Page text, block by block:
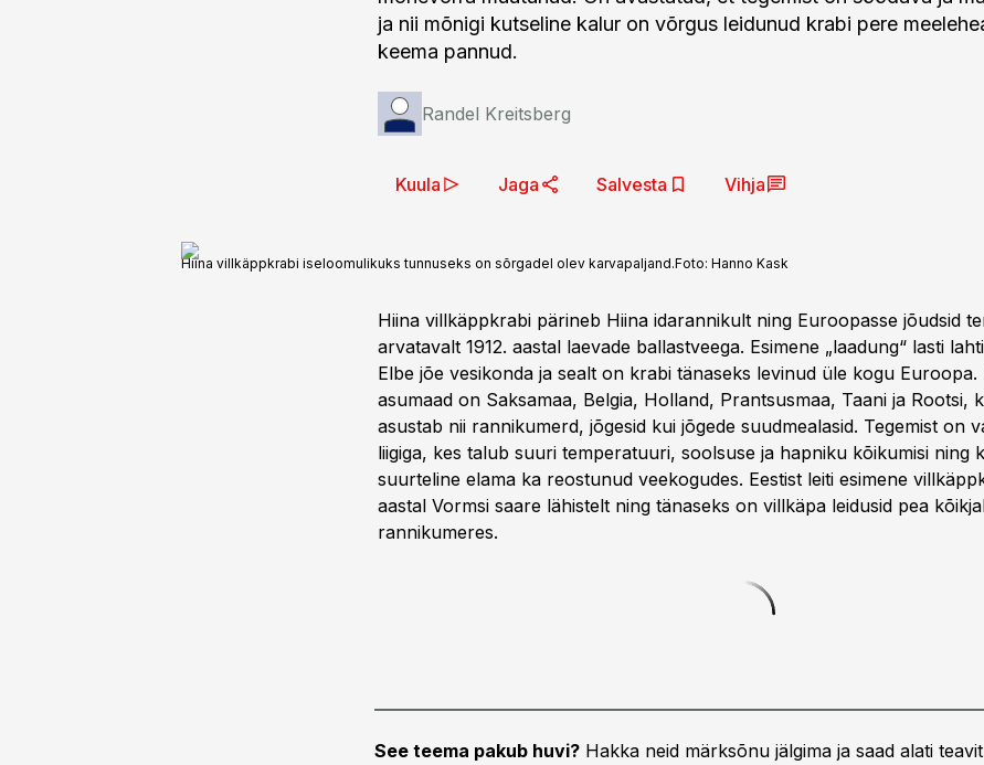
ja nii mõnigi kutseline kalur on võrgus leidunud krabi pere
keema pannud.
Randel Kreitsberg
Kuula Jaga Salvesta Vihja
Hiina villkäppkrabi iseloomulikuks tunnuseks on sõrgadel olev karvapaljand.Foto: Hanno Kask
Hiina villkäppkrabi pärineb Hiina idarannikult ning Euroopasse jõudsid
arvatavalt 1912. aastal laevade ballastveega. Esimene „laadung“ lasti
Elbe jõe vesikonda ja sealt on krabi tänaseks levinud üle kogu
asumaad on Saksamaa, Belgia, Holland, Prantsusmaa, Taani ja Rootsi,
asustab nii rannikumerd, jõgesid kui jõgede suudmealasid. Tegemist on
liigiga, kes talub suuri temperatuuri, soolsuse ja hapniku kõikumisi ning
suurteline elama ka reostunud veekogudes. Eestist leiti esimene
aastal Vormsi saare lähistelt ning tänaseks on villkäpa leidusid pea
rannikumeres.
See teema pakub huvi? Hakka neid märksõnu jälgima ja saad alati